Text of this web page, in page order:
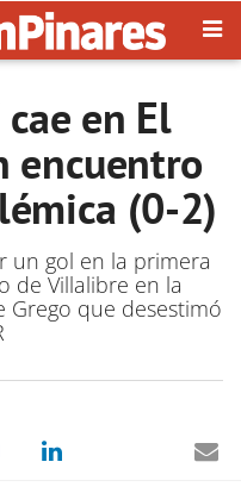
en El
encuentro
(0-2)
un gol en la primera
de Villalibre en la
Grego que desestimó